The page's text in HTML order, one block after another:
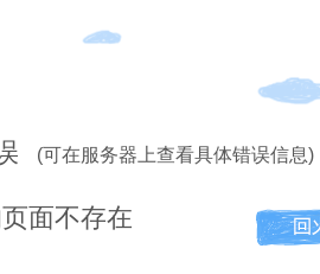
(可在服务器上查看具体错误信息)
面不存在